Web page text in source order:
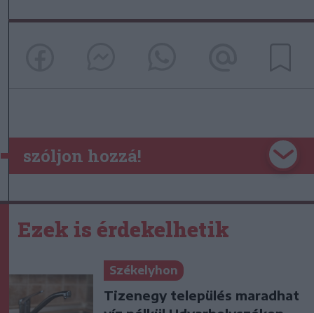
szóljon hozzá!
Ezek is érdekelhetik
Székelyhon
Tizenegy település maradhat